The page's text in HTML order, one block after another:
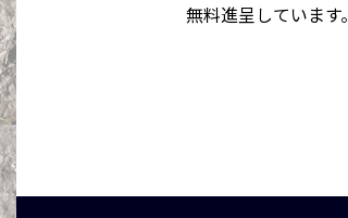
無料進呈しています。